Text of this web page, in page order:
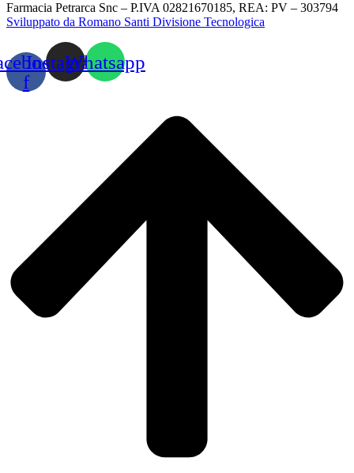
Farmacia Petrarca Snc – P.IVA 02821670185, REA: PV – 303794
Sviluppato da Romano Santi Divisione Tecnologica
f
InstagramWhatsapp